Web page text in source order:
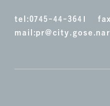
tel:0745-44-3641
mail: